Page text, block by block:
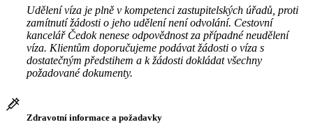
Udělení víza je plně v kompetenci zastupitelských úřadů, proti
zamítnutí žádosti o jeho udělení není odvolání. Cestovní
kancelář Čedok nenese odpovědnost za případné neudělení
víza. Klientům doporučujeme podávat žádosti o víza s
dostatečným předstihem a k žádosti dokládat všechny
požadované dokumenty.
Zdravotní informace a požadavky